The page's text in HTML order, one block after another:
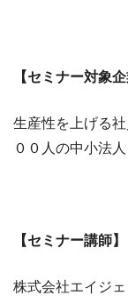
【セミナー対象企
生産性を上げる
００人の中小法人
【セミナー講師】
株式会社エイジ